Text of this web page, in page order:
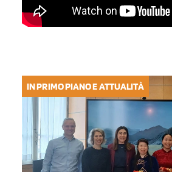
IN PRIMO PIANO E ATTUALITÀ